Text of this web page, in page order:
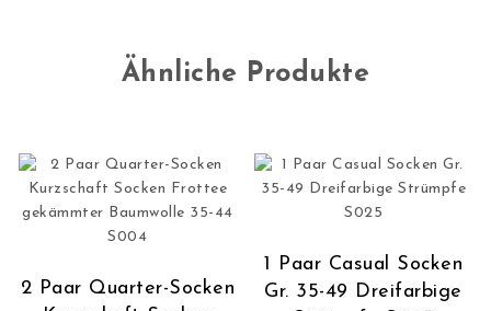
Ähnliche Produkte
2 Paar Quarter-Socken
1 Paar Casual Socken
Gr. 35-49 Dreifarbige